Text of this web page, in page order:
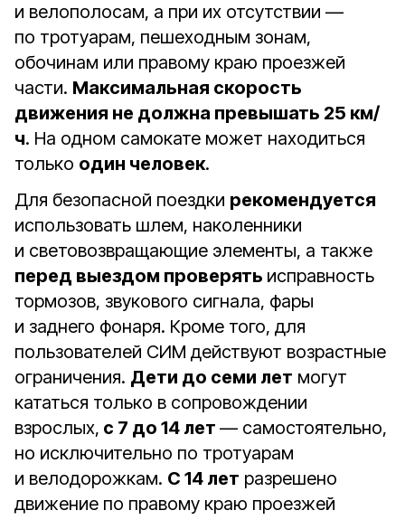
и велополосам, а при их отсутствии —
по тротуарам, пешеходным зонам,
обочинам или правому краю проезжей
части. Максимальная скорость
движения не должна превышать 25 км/
ч. На одном самокате может находиться
только один человек.
Для безопасной поездки рекомендуется
использовать шлем, наколенники
и световозвращающие элементы, а также
перед выездом проверять исправность
тормозов, звукового сигнала, фары
и заднего фонаря. Кроме того, для
пользователей СИМ действуют возрастные
ограничения. Дети до семи лет могут
кататься только в сопровождении
взрослых, с 7 до 14 лет — самостоятельно,
но исключительно по тротуарам
и велодорожкам. С 14 лет разрешено
движение по правому краю проезжей